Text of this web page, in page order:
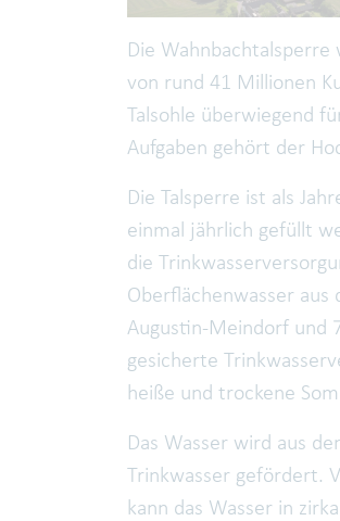
Die
von rund 41 Millionen
Talsohle überwiegend
Aufgaben gehört der
Die Talsperre ist als
einmal jährlich gefüllt
die
Oberflächenwasser
Augustin-Meindorf und
gesicherte
heiße und trockene
Das Wasser wird aus
Trinkwasser gefördert.
kann das Wasser in